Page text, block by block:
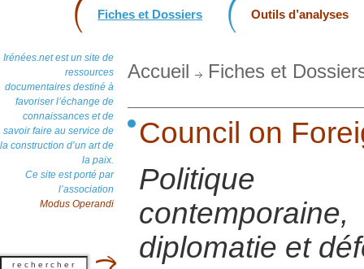
Fiches et Dossiers Outils d’analyses
Irénées.net est un site de
ressources
documentaires destiné à
favoriser l’échange de
connaissances et de
savoir faire au service de
la construction d’un art de
la paix.
Ce site est porté par
l’association
Modus Operandi
Accueil Fiches et
Council on
Politique
diplomatie et